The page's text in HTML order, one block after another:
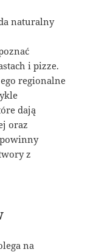
naturalny
i pizze.
regionalne
dają
oraz
z
na